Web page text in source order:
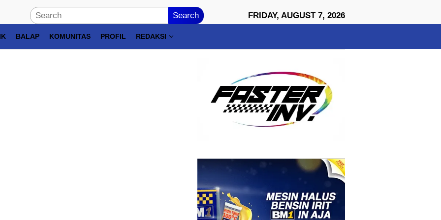
Search FRIDAY, AUGUST 7, 2026
BALAP KOMUNITAS PROFIL REDAKSI